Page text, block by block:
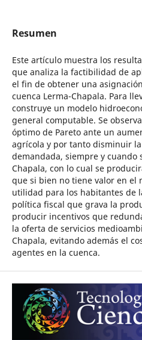
Resumen
Este artículo muestra los
que analiza la factibilidad de
el fin de obtener una
cuenca Lerma-Chapala. Para
construye un modelo
general computable. Se
óptimo de Pareto ante un
agrícola y por tanto disminuir
demandada, siempre y
Chapala, con lo cual se
que si bien no tiene valor en el
utilidad para los habitantes de
política fiscal que grava la
producir incentivos que
la oferta de servicios
Chapala, evitando además el
agentes en la cuenca.